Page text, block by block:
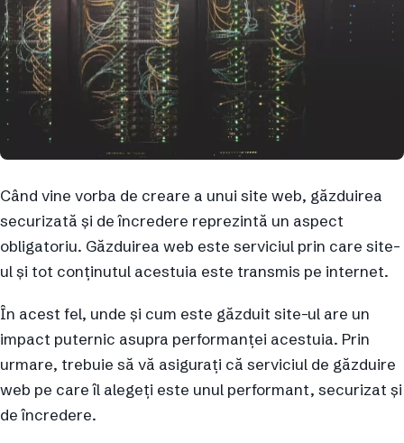
Când vine vorba de creare a unui site web, găzduirea
securizată și de încredere reprezintă un aspect
obligatoriu. Găzduirea web este serviciul prin care site-
ul și tot conținutul acestuia este transmis pe internet.
În acest fel, unde și cum este găzduit site-ul are un
impact puternic asupra performanței acestuia. Prin
urmare, trebuie să vă asigurați că serviciul de găzduire
web pe care îl alegeți este unul performant, securizat și
de încredere.